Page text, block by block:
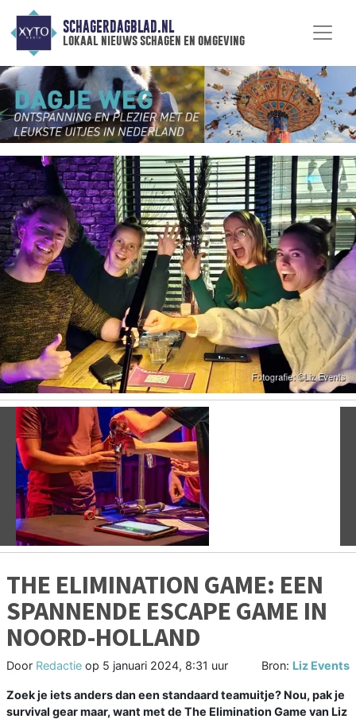
SCHAGERDAGBLAD.NL
lokaal nieuws schagen en omgeving
Vorige
THE ELIMINATION GAME: EEN
SPANNENDE ESCAPE GAME IN
NOORD-HOLLAND
Door Redactie op 5 januari 2024, 8:31 uur Bron: Liz Events
Zoek je iets anders dan een standaard teamuitje? Nou, pak je
survival gear maar, want met de The Elimination Game van Liz